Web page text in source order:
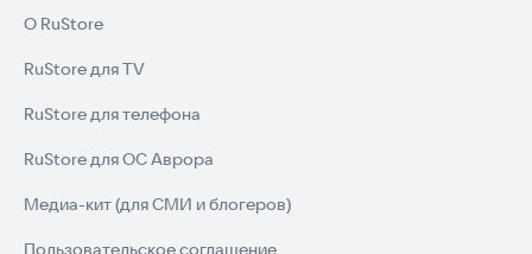
О RuStore
RuStore для TV
RuStore для телефона
RuStore для ОС Аврора
Медиа-кит (для СМИ и блогеров)
Пользовательское соглашение